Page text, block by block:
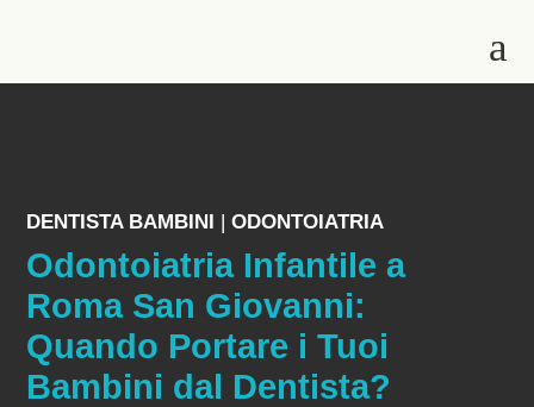
a
DENTISTA BAMBINI |ODONTOIATRIA
Odontoiatria Infantile a
Roma San Giovanni:
Quando Portare i Tuoi
Bambini dal Dentista?